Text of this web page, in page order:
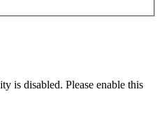
is disabled. Please enable this